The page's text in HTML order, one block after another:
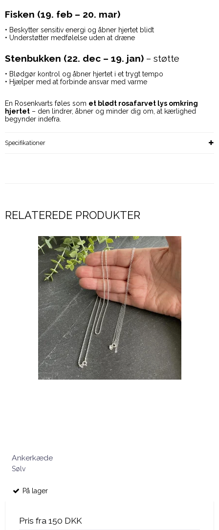
Fisken (19. feb – 20. mar)
• Beskytter sensitiv energi og åbner hjertet blidt
• Understøtter medfølelse uden at dræne
Stenbukken (22. dec – 19. jan) – støtte
• Blødgør kontrol og åbner hjertet i et trygt tempo
• Hjælper med at forbinde ansvar med varme
En Rosenkvarts føles som et blødt rosafarvet lys omkring
hjertet – den lindrer, åbner og minder dig om, at kærlighed
begynder indefra.
Specifikationer
RELATEREDE PRODUKTER
Ankerkæde
Sølv
På lager
Pris fra 150 DKK